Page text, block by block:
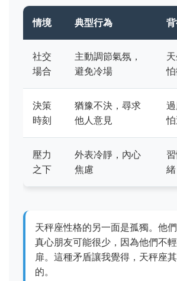
情境 典型行為
社交
場合
主動調節氣氛，
避免冷場
決策
時刻
猶豫不決，尋求
他人意見
壓力
之下
外表冷靜，內心
焦慮
緒
天秤座性格的另一面是孤獨。他
真心朋友可能很少，因為他們不
扉。這種矛盾讓我覺得，天秤座
的。